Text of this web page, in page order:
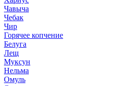
Чавыча
Чебак
Чир
Горячее копчение
Белуга
Лещ
Муксун
Нельма
Омуль